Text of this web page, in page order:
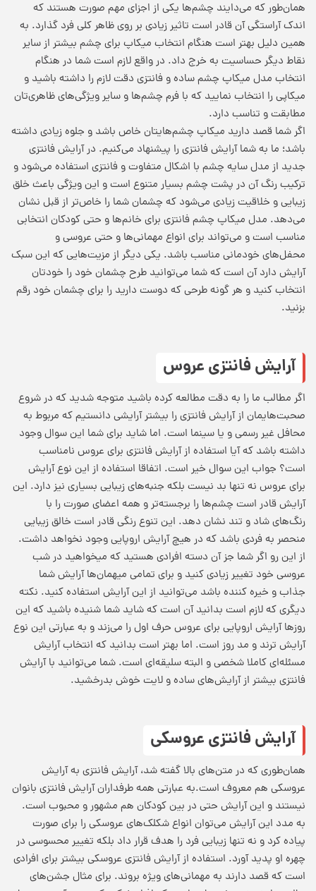
همان‌طور که می‌دایند چشم‌ها یکی از اجزای مهم صورت هستند که
اندک آراستگی آن قادر است تاثیر زیادی بر روی ظاهر کلی فرد گذارد. به
همین دلیل بهتر است هنگام انتخاب میکاپ برای چشم بیشتر از سایر
نقاط دیگر حساسیت به خرج داد. در واقع لازم است شما در هنگام
انتخاب مدل میکاپ چشم ساده و فانتزی دقت لازم را داشته باشید و
میکاپی را انتخاب نمایید که با فرم چشم‌ها و سایر ویژگی‌های ظاهری‌تان
مطابقت و تناسب دارد.
اگر شما قصد دارید میکاپ چشم‌هایتان خاص باشد و جلوه زیادی داشته
باشد؛ ما به شما آرایش فانتزی را پیشنهاد می‌کنیم. در آرایش فانتزی
جدید از مدل سایه چشم با اشکال متفاوت و فانتزی استفاده می‌شود و
ترکیب رنگ آن در پشت چشم بسیار متنوع است و این ویژگی باعث خلق
زیبایی و خلاقیت زیادی می‌شود که چشمان شما را خاص‌تر از قبل نشان
می‌دهد. مدل میکاپ چشم فانتزی برای خانم‌ها و حتی کودکان انتخابی
مناسب است و می‌تواند برای انواع مهمانی‌ها و حتی عروسی و
محفل‌های خودمانی مناسب باشد. یکی دیگر از مزیت‌هایی که این سبک
آرایش دارد آن است که شما می‌توانید طرح چشمان خود را خودتان
انتخاب کنید و هر گونه طرحی که دوست دارید را برای چشمان خود رقم
بزنید.
آرایش فانتزی عروس
اگر مطالب ما را به دقت مطالعه کرده باشید متوجه شدید که در شروع
صحبت‌هایمان از آرایش فانتزی را بیشتر آرایشی دانستیم که مربوط به
محافل غیر رسمی و یا سینما است. اما شاید برای شما این سوال وجود
داشته باشد که آیا استفاده از آرایش فانتزی برای عروس نامناسب
است؟ جواب این سوال خیر است. اتفاقا استفاده از این نوع آرایش
برای عروس نه تنها بد نیست بلکه جنبه‌های زیبایی بسیاری نیز دارد. این
آرایش قادر است چشم‌ها را برجسته‌تر و همه اعضای صورت را با
رنگ‌های شاد و تند نشان دهد. این تنوع رنگی قادر است خالق زیبایی
منحصر به فردی باشد که در هیچ آرایش اروپایی وجود نخواهد داشت.
از این رو اگر شما جز آن دسته افرادی هستید که میخواهید در شب
عروسی خود تغییر زیادی کنید و برای تمامی میهمان‌ها آرایش شما
جذاب و خیره کننده باشد می‌توانید از این آرایش استفاده کنید. نکته
دیگری که لازم است بدانید آن است که شاید شما شنیده باشید که این
روزها آرایش اروپایی برای عروس حرف اول را می‌زند و به عبارتی این نوع
آرایش ترند و مد روز است. اما بهتر است بدانید که انتخاب آرایش
مسئله‌ای کاملا شخصی و البته سلیقه‌ای است. شما می‌توانید با آرایش
فانتزی بیشتر از آرایش‌های ساده و لایت خوش بدرخشید.
آرایش فانتزی عروسکی
همان‌طوری که در متن‌های بالا گفته شد، آرایش فانتزی به آرایش
عروسکی هم معروف است.به عبارتی همه طرفداران آرایش فانتزی بانوان
نیستند و این آرایش حتی در بین کودکان هم مشهور و محبوب است.
به مدد این آرایش می‌توان انواع شکلک‌های عروسکی را برای صورت
پیاده کرد و نه تنها زیبایی فرد را هدف قرار داد بلکه تغییر محسوسی در
چهره او پدید آورد. استفاده از آرایش فانتزی عروسکی بیشتر برای افرادی
است که قصد دارند به مهمانی‌های ویژه بروند. برای مثال جشن‌های